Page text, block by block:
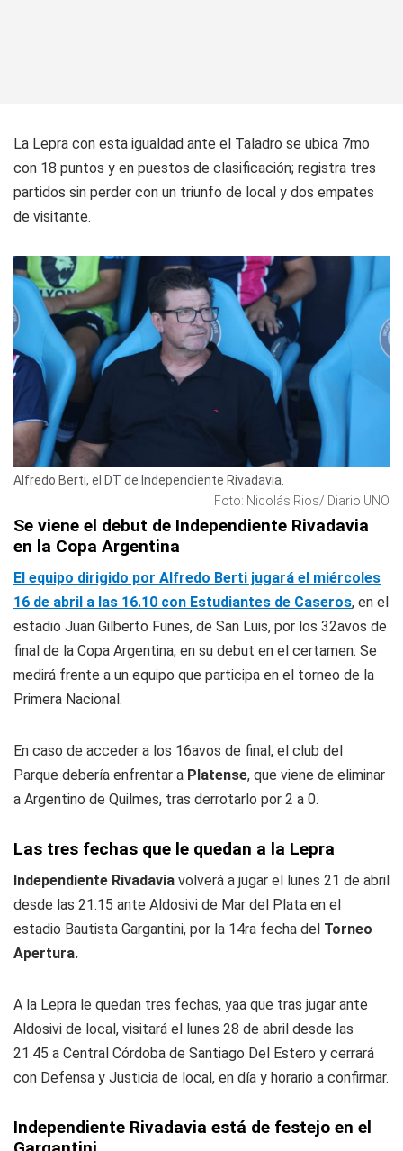
La Lepra con esta igualdad ante el Taladro se ubica 7mo
con 18 puntos y en puestos de clasificación; registra tres
partidos sin perder con un triunfo de local y dos empates
de visitante.
Alfredo Berti, el DT de Independiente Rivadavia.
Foto: Nicolás Rios/ Diario UNO
Se viene el debut de Independiente Rivadavia
en la Copa Argentina
El equipo dirigido por Alfredo Berti jugará el miércoles
16 de abril a las 16.10 con Estudiantes de Caseros, en el
estadio Juan Gilberto Funes, de San Luis, por los 32avos de
final de la Copa Argentina, en su debut en el certamen. Se
medirá frente a un equipo que participa en el torneo de la
Primera Nacional.
En caso de acceder a los 16avos de final, el club del
Parque debería enfrentar a Platense, que viene de eliminar
a Argentino de Quilmes, tras derrotarlo por 2 a 0.
Las tres fechas que le quedan a la Lepra
Independiente Rivadavia volverá a jugar el lunes 21 de abril
desde las 21.15 ante Aldosivi de Mar del Plata en el
estadio Bautista Gargantini, por la 14ra fecha del Torneo
Apertura.
A la Lepra le quedan tres fechas, yaa que tras jugar ante
Aldosivi de local, visitará el lunes 28 de abril desde las
21.45 a Central Córdoba de Santiago Del Estero y cerrará
con Defensa y Justicia de local, en día y horario a confirmar.
Independiente Rivadavia está de festejo en el